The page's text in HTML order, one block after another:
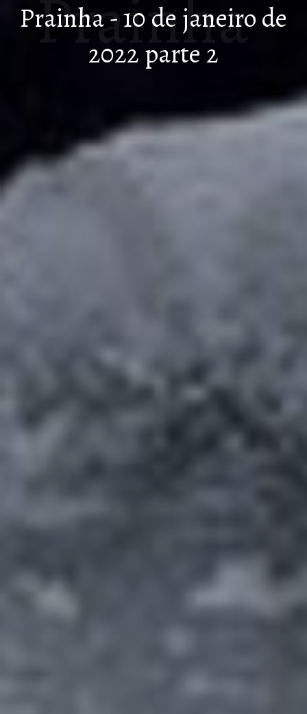
Prainha - 10 de janeiro de
2022 parte 2
Prainha -
10 de
janeiro
de 2022
parte 2